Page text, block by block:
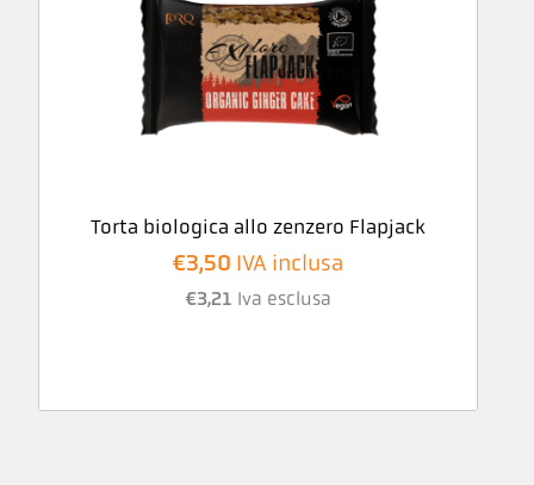
Torta biologica allo zenzero Flapjack
€3,50 IVA inclusa
€3,21 Iva esclusa